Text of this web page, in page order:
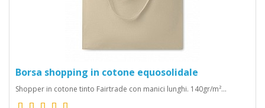
Borsa shopping in cotone equosolidale
Shopper in cotone tinto Fairtrade con manici lunghi. 140gr/m²...